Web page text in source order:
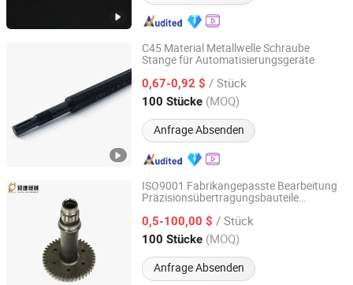
C45 Material Metallwelle Schraube
Stange für Automatisierungsgeräte
0,67-0,92 $ / Stück
100 Stücke (MOQ)
Anfrage Absenden
Dongguan Houming Metal Co., Ltd.
Guangdong, China Seit 2025
ISO9001 Fabrikangepasste Bearbeitung
Präzisionsübertragungsbauteile
0,5-100,00 $ / Stück
100 Stücke (MOQ)
Anfrage Absenden
Jinjiang Feida Machinery Co., Ltd
Fujian, China Seit 2024